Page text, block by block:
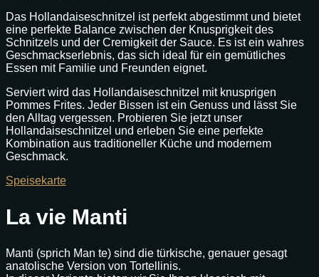
Das Hollandaiseschnitzel ist perfekt abgestimmt und bietet
eine perfekte Balance zwischen der Knusprigkeit des
Schnitzels und der Cremigkeit der Sauce. Es ist ein wahres
Geschmackserlebnis, das sich ideal für ein gemütliches
Essen mit Familie und Freunden eignet.
Serviert wird das Hollandaiseschnitzel mit knusprigen
Pommes Frites. Jeder Bissen ist ein Genuss und lässt Sie
den Alltag vergessen. Probieren Sie jetzt unser
Hollandaiseschnitzel und erleben Sie eine perfekte
Kombination aus traditioneller Küche und modernem
Geschmack.
Speisekarte
La vie Manti
Manti (sprich Man te) sind die türkische, genauer gesagt
anatolische Version von Tortellinis.